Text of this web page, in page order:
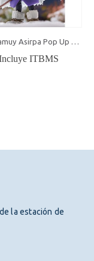
ITBMS
la estación de